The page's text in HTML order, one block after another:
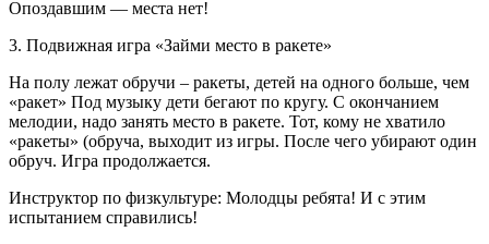
Опоздавшим — места нет!
3. Подвижная игра «Займи место в ракете»
На полу лежат обручи – ракеты, детей на одного больше, чем
«ракет» Под музыку дети бегают по кругу. С окончанием
мелодии, надо занять место в ракете. Тот, кому не хватило
«ракеты» (обруча, выходит из игры. После чего убирают один
обруч. Игра продолжается.
Инструктор по физкультуре: Молодцы ребята! И с этим
испытанием справились!